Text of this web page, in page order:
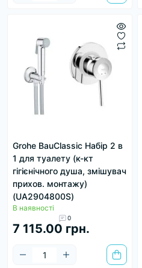
Grohe BauClassic Набір 2 в
1 для туалету (к-кт
гігієнічного душа, змішувач
прихов. монтажу)
(UA2904800S)
В наявності
0
7 115.00 грн.